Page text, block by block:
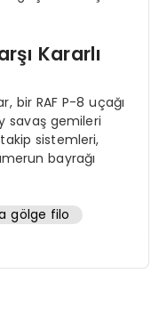
Kararlı
bir RAF P-8 uçağı
savaş gemileri
sistemleri,
bayrağı
gölge filo